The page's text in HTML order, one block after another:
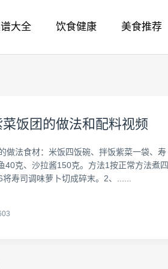
大全 饮食健康 美食推荐
饭团的做法和配料视频
做法食材：米饭四饭碗、拌饭紫菜一袋、寿
40克、沙拉酱150克。方法1按正常方法煮四
寿司调味萝卜切成碎末。2、......